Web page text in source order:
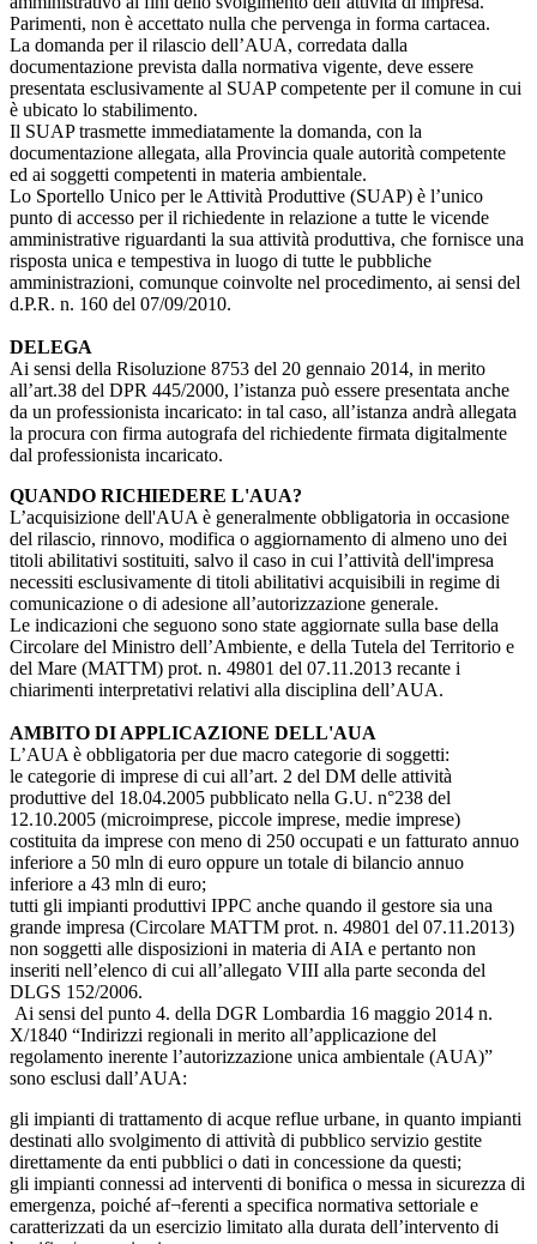
Parimenti, non è accettato nulla che pervenga in forma cartacea.
La domanda per il rilascio dell’AUA, corredata dalla
documentazione prevista dalla normativa vigente, deve essere
presentata esclusivamente al SUAP competente per il comune in cui
è ubicato lo stabilimento.
Il SUAP trasmette immediatamente la domanda, con la
documentazione allegata, alla Provincia quale autorità competente
ed ai soggetti competenti in materia ambientale.
Lo Sportello Unico per le Attività Produttive (SUAP) è l’unico
punto di accesso per il richiedente in relazione a tutte le vicende
amministrative riguardanti la sua attività produttiva, che fornisce una
risposta unica e tempestiva in luogo di tutte le pubbliche
amministrazioni, comunque coinvolte nel procedimento, ai sensi del
d.P.R. n. 160 del 07/09/2010.
DELEGA
Ai sensi della Risoluzione 8753 del 20 gennaio 2014, in merito
all’art.38 del DPR 445/2000, l’istanza può essere presentata anche
da un professionista incaricato: in tal caso, all’istanza andrà allegata
la procura con firma autografa del richiedente firmata digitalmente
dal professionista incaricato.
QUANDO RICHIEDERE L'AUA?
L’acquisizione dell'AUA è generalmente obbligatoria in occasione
del rilascio, rinnovo, modifica o aggiornamento di almeno uno dei
titoli abilitativi sostituiti, salvo il caso in cui l’attività dell'impresa
necessiti esclusivamente di titoli abilitativi acquisibili in regime di
comunicazione o di adesione all’autorizzazione generale.
Le indicazioni che seguono sono state aggiornate sulla base della
Circolare del Ministro dell’Ambiente, e della Tutela del Territorio e
del Mare (MATTM) prot. n. 49801 del 07.11.2013 recante i
chiarimenti interpretativi relativi alla disciplina dell’AUA.
AMBITO DI APPLICAZIONE DELL'AUA
L’AUA è obbligatoria per due macro categorie di soggetti:
le categorie di imprese di cui all’art. 2 del DM delle attività
produttive del 18.04.2005 pubblicato nella G.U. n°238 del
12.10.2005 (microimprese, piccole imprese, medie imprese)
costituita da imprese con meno di 250 occupati e un fatturato annuo
inferiore a 50 mln di euro oppure un totale di bilancio annuo
inferiore a 43 mln di euro;
tutti gli impianti produttivi IPPC anche quando il gestore sia una
grande impresa (Circolare MATTM prot. n. 49801 del 07.11.2013)
non soggetti alle disposizioni in materia di AIA e pertanto non
inseriti nell’elenco di cui all’allegato VIII alla parte seconda del
DLGS 152/2006.
Ai sensi del punto 4. della DGR Lombardia 16 maggio 2014 n.
X/1840 “Indirizzi regionali in merito all’applicazione del
regolamento inerente l’autorizzazione unica ambientale (AUA)”
sono esclusi dall’AUA:
gli impianti di trattamento di acque reflue urbane, in quanto impianti
destinati allo svolgimento di attività di pubblico servizio gestite
direttamente da enti pubblici o dati in concessione da questi;
gli impianti connessi ad interventi di bonifica o messa in sicurezza di
emergenza, poiché af¬ferenti a specifica normativa settoriale e
caratterizzati da un esercizio limitato alla durata dell’intervento di